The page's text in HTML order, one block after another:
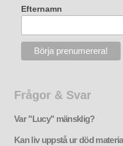
Efternamn
Frågor & Svar
Var "Lucy" mänsklig?
Kan liv uppstå ur död